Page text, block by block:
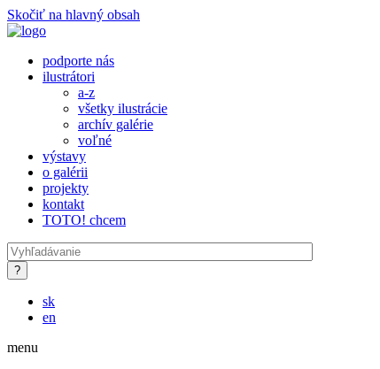
Skočiť na hlavný obsah
podporte nás
ilustrátori
a-z
všetky ilustrácie
archív galérie
voľné
výstavy
o galérii
projekty
kontakt
TOTO! chcem
sk
en
menu